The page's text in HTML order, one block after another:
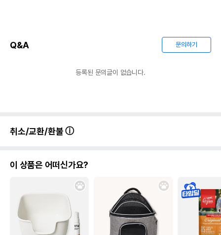
Q&A 문의하기
등록된 문의글이 없습니다.
취소/교환/환불
이 상품은 어떠신가요?